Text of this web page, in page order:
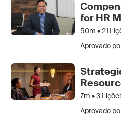
for HR
50m •21
Aprovado
7m •3
Aprovado